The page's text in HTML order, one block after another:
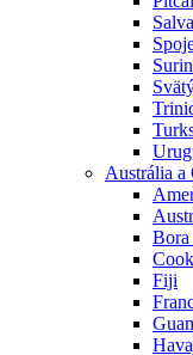
Austrália a
Bora
Fiji